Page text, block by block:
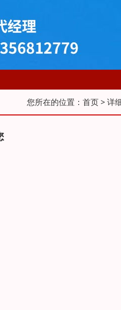
您所在的位置： 首页> 详